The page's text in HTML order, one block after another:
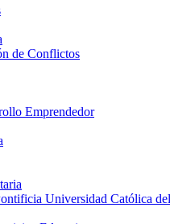
de Conflictos
Emprendedor
Universidad Católica